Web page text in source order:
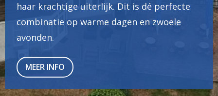
haar krachtige uiterlijk. Dit is dé perfecte
combinatie op warme dagen en zwoele
avonden.
MEER INFO